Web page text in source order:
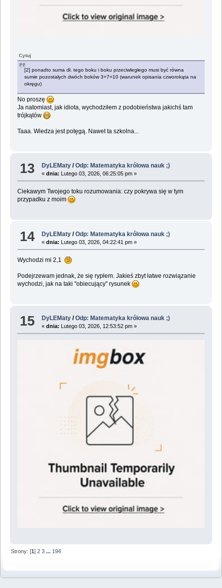
Cytuj
[2] ponadto suma dł. tego boku i boku przeciwległego musi być równa
sumie pozostałych dwóch boków 3+7=10 (warunek opisania czworokąta na
okręgu)
No proszę
Ja natomiast, jak idiota, wychodziłem z podobieństwa jakichś tam
trójkątów
Taaa. Wiedza jest potęgą. Nawet ta szkolna...
13 DyLEMaty /Odp: Matematyka królowa nauk ;)
«dnia: Lutego 03, 2026, 06:25:05 pm »
Ciekawym Twojego toku rozumowania: czy pokrywa się w tym
przypadku z moim
14 DyLEMaty /Odp: Matematyka królowa nauk ;)
«dnia: Lutego 03, 2026, 04:22:41 pm »
Wychodzi mi 2,1
Podejrzewam jednak, że się rypłem. Jakieś zbyt łatwe rozwiązanie
wychodzi, jak na taki "obiecujący" rysunek
15 DyLEMaty /Odp: Matematyka królowa nauk ;)
«dnia: Lutego 03, 2026, 12:53:52 pm »
Strony: [1]2 3 ... 194